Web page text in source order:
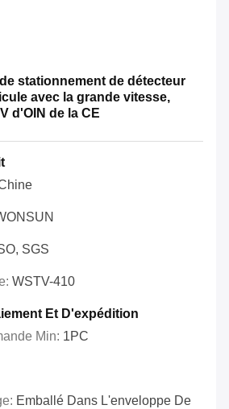
stationnement de détecteur
avec la grande vitesse,
d'OIN de la CE
SGS
WSTV-410
Et D'expédition
Min: 1PC
Emballé Dans L'enveloppe De